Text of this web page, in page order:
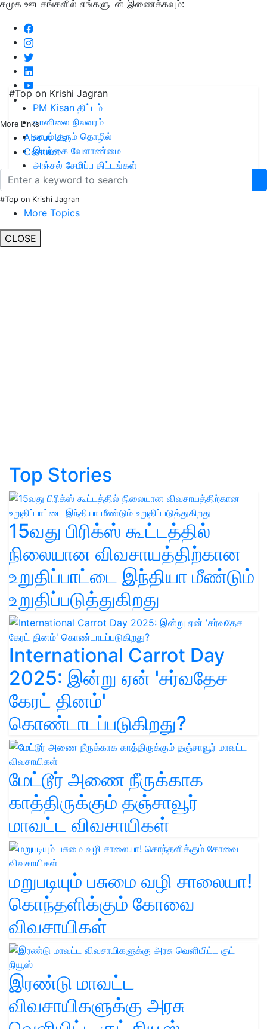
சமூக ஊடகங்களில் எங்களுடன் இணைக்கவும்:
More Links
About Us
Contact
#Top on Krishi Jagran
More Topics
CLOSE
#Top on Krishi Jagran
PM Kisan திட்டம்
வானிலை நிலவரம்
லாபம் தரும் தொழில்
இயற்கை வேளாண்மை
அஞ்சல் சேமிப்பு திட்டங்கள்
Top Stories
15வது பிரிக்ஸ் கூட்டத்தில்
நிலையான விவசாயத்திற்கான
உறுதிப்பாட்டை இந்தியா மீண்டும்
உறுதிப்படுத்துகிறது
International Carrot Day
2025: இன்று ஏன் 'சர்வதேச
கேரட் தினம்'
கொண்டாடப்படுகிறது?
மேட்டூர் அணை நீருக்காக
காத்திருக்கும் தஞ்சாவூர்
மாவட்ட விவசாயிகள்
மறுபடியும் பசுமை வழி சாலையா!
கொந்தளிக்கும் கோவை
விவசாயிகள்
இரண்டு மாவட்ட
விவசாயிகளுக்கு அரசு